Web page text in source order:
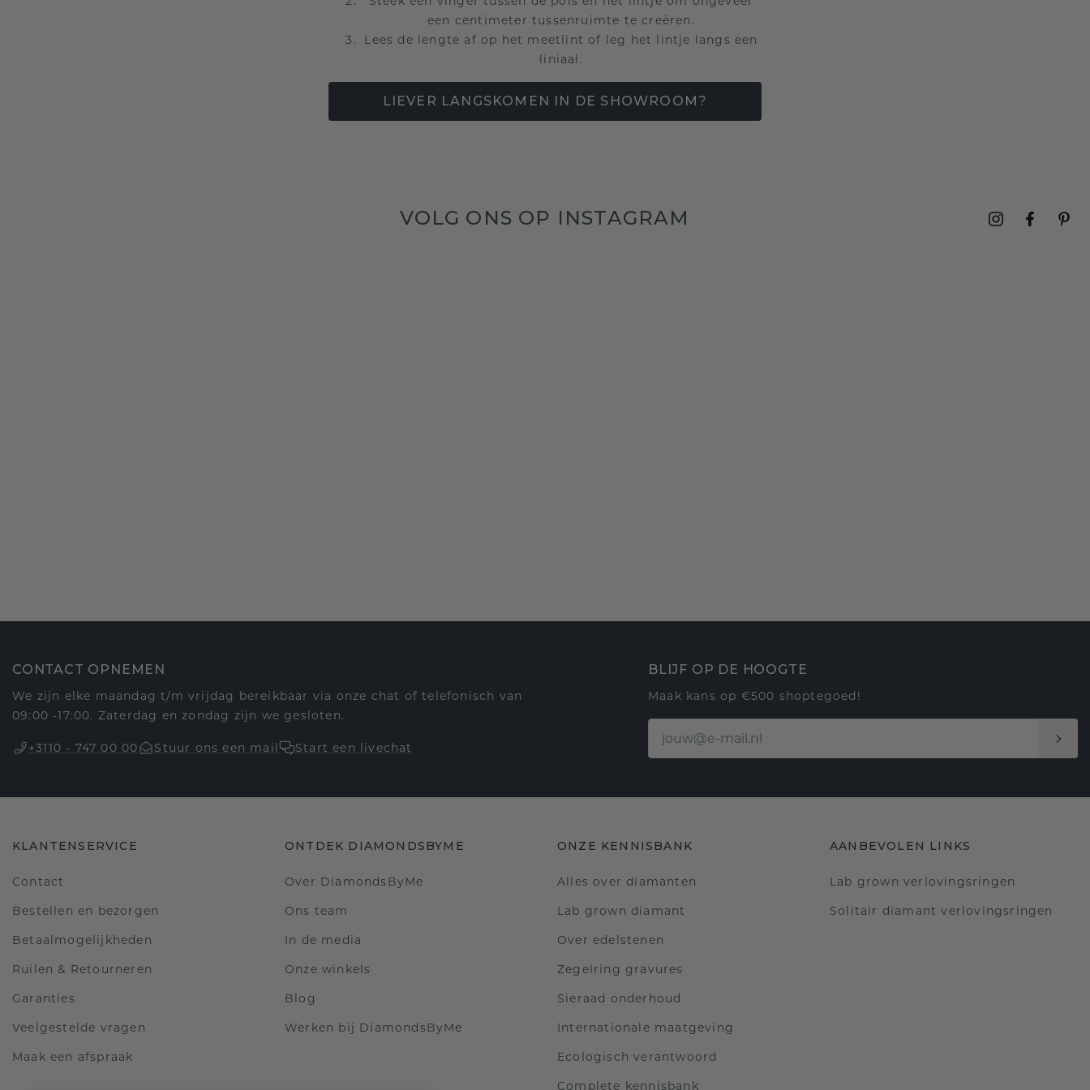
een centimeter tussenruimte te creëren.
Lees de lengte af op het meetlint of leg het lintje langs een
liniaal.
LIEVER LANGSKOMEN IN DE SHOWROOM?
VOLG ONS OP INSTAGRAM
CONTACT OPNEMEN
We zijn elke maandag t/m vrijdag bereikbaar via onze chat of telefonisch van
09:00 -17:00. Zaterdag en zondag zijn we gesloten.
+3110 - 747 00 00 Stuur ons een mail Start een livechat
BLIJF OP DE HOOGTE
Maak kans op €500 shoptegoed!
KLANTENSERVICE
Contact
Bestellen en bezorgen
Betaalmogelijkheden
Ruilen & Retourneren
Garanties
Veelgestelde vragen
Maak een afspraak
ONTDEK DIAMONDSBYME
Over DiamondsByMe
Ons team
In de media
Onze winkels
Blog
Werken bij DiamondsByMe
ONZE KENNISBANK
Alles over diamanten
Lab grown diamant
Over edelstenen
Zegelring gravures
Sieraad onderhoud
Internationale maatgeving
Ecologisch verantwoord
Complete kennisbank
AANBEVOLEN LINKS
Lab grown verlovingsringen
Solitair diamant verlovingsringen